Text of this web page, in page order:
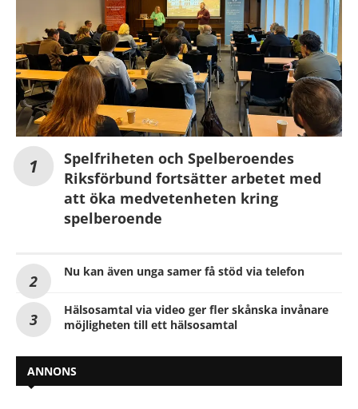
Spelfriheten och Spelberoendes
Riksförbund fortsätter arbetet med
att öka medvetenheten kring
spelberoende
Nu kan även unga samer få stöd via telefon
Hälsosamtal via video ger fler skånska invånare
möjligheten till ett hälsosamtal
ANNONS